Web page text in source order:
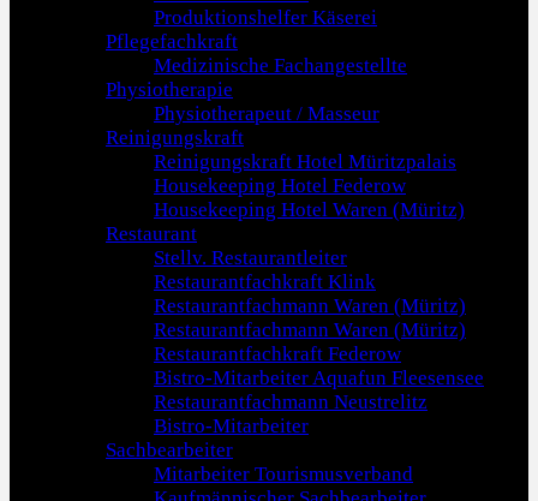
Produktionshelfer Käserei
Pflegefachkraft
Medizinische Fachangestellte
Physiotherapie
Physiotherapeut / Masseur
Reinigungskraft
Reinigungskraft Hotel Müritzpalais
Housekeeping Hotel Federow
Housekeeping Hotel Waren (Müritz)
Restaurant
Stellv. Restaurantleiter
Restaurantfachkraft Klink
Restaurantfachmann Waren (Müritz)
Restaurantfachmann Waren (Müritz)
Restaurantfachkraft Federow
Bistro-Mitarbeiter Aquafun Fleesensee
Restaurantfachmann Neustrelitz
Bistro-Mitarbeiter
Sachbearbeiter
Mitarbeiter Tourismusverband